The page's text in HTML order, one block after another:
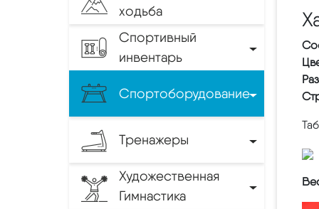
ходьба
Спортивный
инвентарь
Спортоборудование
Тренажеры
Художественная
Гимнастика